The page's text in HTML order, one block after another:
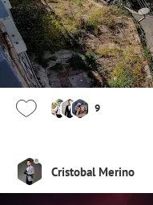
9
Cristobal Merino